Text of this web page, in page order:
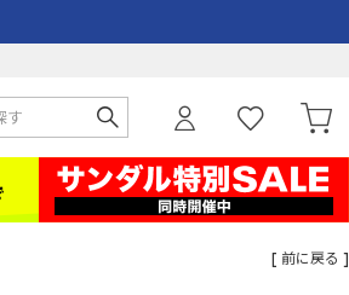
[ 前に戻る ]